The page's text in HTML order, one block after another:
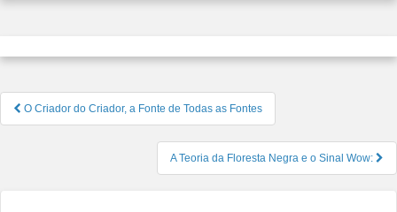
Navegação
de
O Criador do Criador, a Fonte de Todas as Fontes
A Teoria da Floresta Negra e o Sinal Wow: